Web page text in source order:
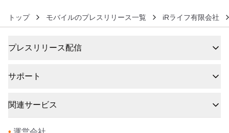
トップ モバイルのプレスリリース一覧 iRライフ有限会社
プレスリリース配信
サポート
関連サービス